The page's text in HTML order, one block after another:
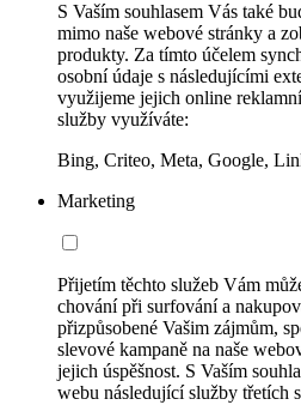
S Vaším souhlasem Vás také
mimo naše webové stránky a
produkty. Za tímto účelem
osobní údaje s následujícími
využijeme jejich online
služby využíváte:
Bing, Criteo, Meta, Google,
Marketing
Přijetím těchto služeb Vám
chování při surfování a
přizpůsobené Vašim zájmům,
slevové kampaně na naše
jejich úspěšnost. S Vaším
webu následující služby třetích